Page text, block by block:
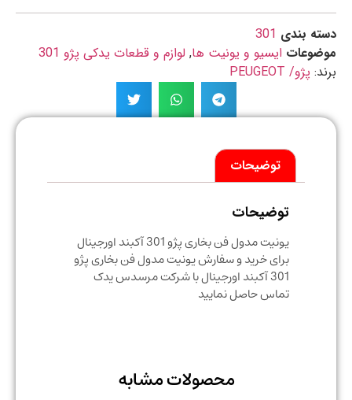
بندی 301
ایسیو و یونیت ها,لوازم و قطعات یدکی پژو 301
پژو/ PEUGEOT
توضیحات
توضیحات
یونیت مدول فن بخاری پژو 301 آکبند اورجینال
برای خرید و سفارش یونیت مدول فن بخاری پژو
301 آکبند اورجینال با شرکت مرسدس یدک
تماس حاصل نمایید
محصولات مشابه